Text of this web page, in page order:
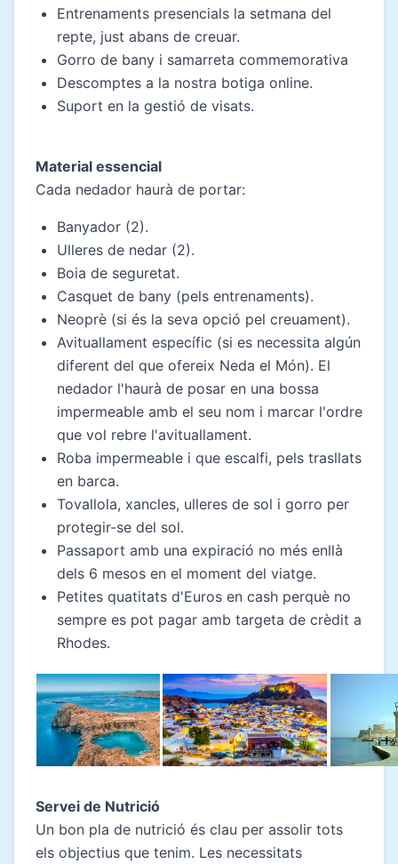
Entrenaments presencials la setmana del
repte, just abans de creuar.
Gorro de bany i samarreta commemorativa
Descomptes a la nostra botiga online.
Suport en la gestió de visats.
Material essencial
Cada nedador haurà de portar:
Banyador (2).
Ulleres de nedar (2).
Boia de seguretat.
Casquet de bany (pels entrenaments).
Neoprè (si és la seva opció pel creuament).
Avituallament específic (si es necessita algún
diferent del que ofereix Neda el Món). El
nedador l'haurà de posar en una bossa
impermeable amb el seu nom i marcar l'ordre
que vol rebre l'avituallament.
Roba impermeable i que escalfi, pels trasllats
en barca.
Tovallola, xancles, ulleres de sol i gorro per
protegir-se del sol.
Passaport amb una expiració no més enllà
dels 6 mesos en el moment del viatge.
Petites quatitats d'Euros en cash perquè no
sempre es pot pagar amb targeta de crèdit a
Rhodes.
Servei de Nutrició
Un bon pla de nutrició és clau per assolir tots
els objectius que tenim. Les necessitats